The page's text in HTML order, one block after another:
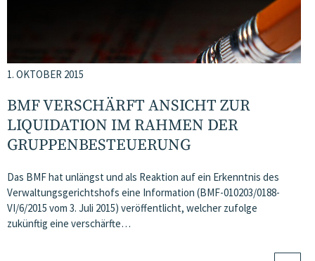
1. OKTOBER 2015
BMF VERSCHÄRFT ANSICHT ZUR
LIQUIDATION IM RAHMEN DER
GRUPPENBESTEUERUNG
Das BMF hat unlängst und als Reaktion auf ein Erkenntnis des
Verwaltungsgerichtshofs eine Information (BMF-010203/0188-
VI/6/2015 vom 3. Juli 2015) veröffentlicht, welcher zufolge
zukünftig eine verschärfte…